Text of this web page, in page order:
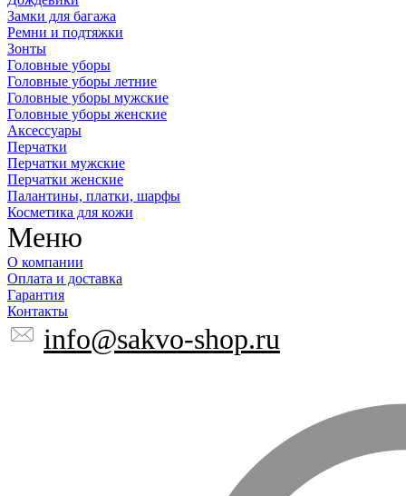
Замки для багажа
Ремни и подтяжки
Зонты
Головные уборы
Головные уборы летние
Головные уборы мужские
Головные уборы женские
Аксессуары
Перчатки
Перчатки мужские
Перчатки женские
Палантины, платки, шарфы
Косметика для кожи
Меню
О компании
Оплата и доставка
Гарантия
Контакты
info@sakvo-shop.ru